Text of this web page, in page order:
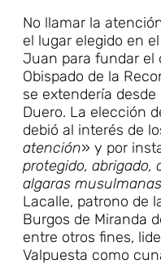
No llamar la
el lugar elegido en
Juan para fundar el
Obispado de la
se extendería
Duero. La elección
debió al interés de
atención» y por
protegido, abrigado,
algaras musulmanas
Lacalle, patrono de
Burgos de Miranda
entre otros fines,
Valpuesta como